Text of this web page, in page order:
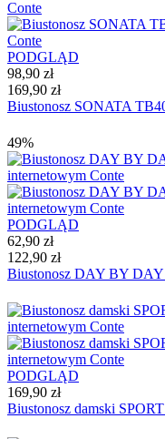
PODGLĄD
98,90 zł
169,90 zł
Biustonosz SONATA
49%
PODGLĄD
62,90 zł
122,90 zł
Biustonosz DAY BY
PODGLĄD
169,90 zł
Biustonosz damski